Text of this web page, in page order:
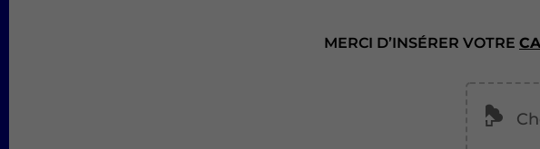
MERCI D’INSÉRER VOTRE